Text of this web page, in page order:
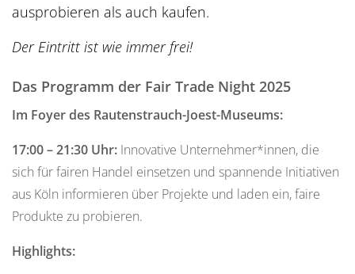
ausprobieren als auch kaufen.
Der Eintritt ist wie immer frei!
Das Programm der Fair Trade Night 2025
Im Foyer des Rautenstrauch-Joest-Museums:
17:00 – 21:30 Uhr: Innovative Unternehmer*innen, die
sich für fairen Handel einsetzen und spannende Initiativen
aus Köln informieren über Projekte und laden ein, faire
Produkte zu probieren.
Highlights: